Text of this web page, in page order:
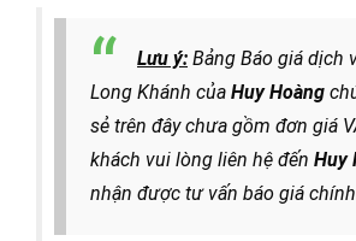
Lưu ý: Bảng Báo giá dịch
Long Khánh của Huy Hoàng
sẻ trên đây chưa gồm đơn giá
khách vui lòng liên hệ đến Huy
nhận được tư vấn báo giá